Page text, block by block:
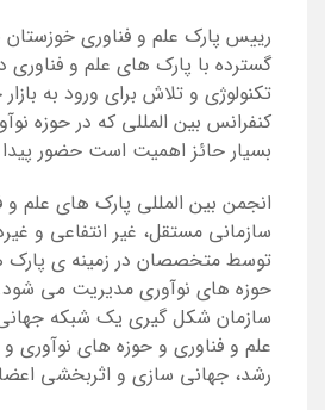
رییس پارک علم و فناوری خوزستان
گسترده با پارک های علم و فناوری
تکنولوژی و تلاش برای ورود به
کنفرانس بین المللی که در حوزه
بسیار حائز اهمیت است حضور
انجمن بین المللی پارک های علم و
سازمانی مستقل، غیر انتفاعی و
توسط متخصصان در زمینه ی پارک
حوزه های نوآوری مدیریت می
سازمان شکل گیری یک شبکه
علم و فناوری و حوزه های نوآوری
رشد، جهانی سازی و اثربخشی